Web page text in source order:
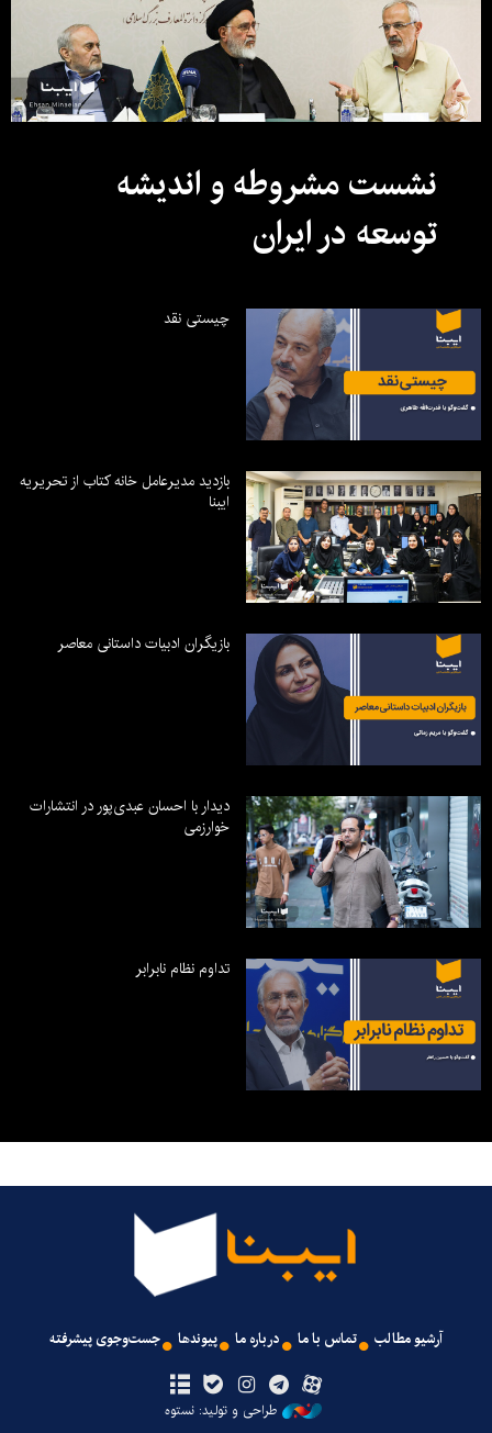
نشست مشروطه و اندیشه
توسعه در ایران
چیستی نقد
بازدید مدیرعامل خانه کتاب از تحریریه
ایبنا
بازیگران ادبیات داستانی معاصر
دیدار با احسان عبدی‌پور در انتشارات
خوارزمی
تداوم نظام نابرابر
آرشیو مطالب تماس با ما درباره ما پیوندها جست‌وجوی پیشرفته
طراحی و تولید: نستوه